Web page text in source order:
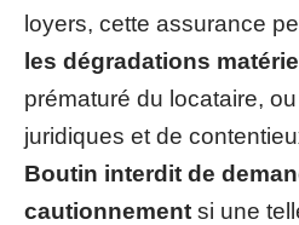
loyers, cette assurance
les dégradations
prématuré du locataire,
juridiques et de
Boutin interdit de
cautionnement si une